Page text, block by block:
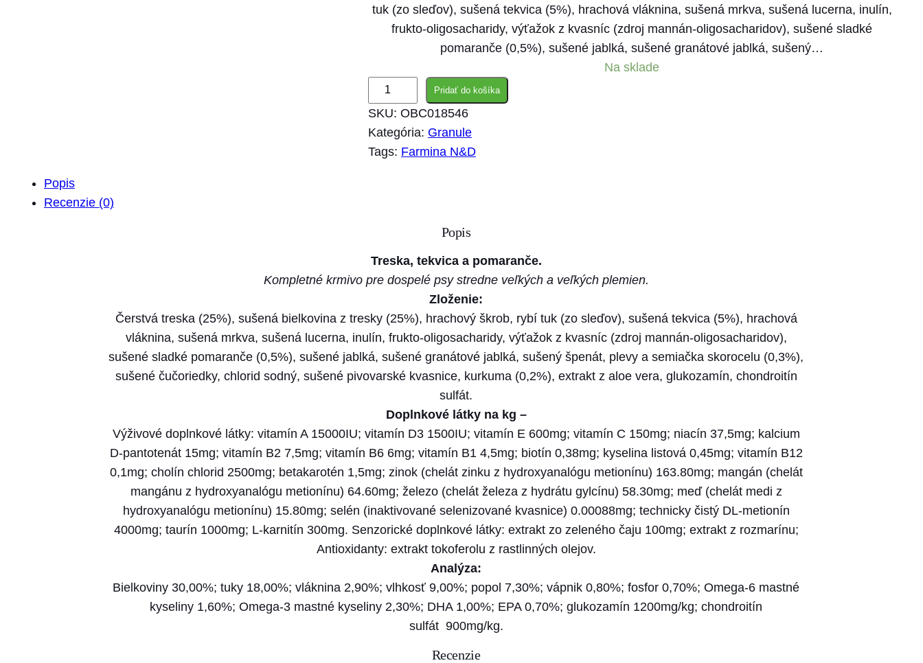
tuk (zo sleďov), sušená tekvica (5%), hrachová vláknina, sušená mrkva, sušená lucerna, inulín,
frukto-oligosacharidy, výťažok z kvasníc (zdroj mannán-oligosacharidov), sušené sladké
pomaranče (0,5%), sušené jablká, sušené granátové jablká, sušený…
Na sklade
n
a
r
i
n
a
N
d
o
g
O
C
E
A
P
U
Pridať do košíka
SKU: OBC018546
Kategória: Granule
Tags: Farmina N&D
Popis
Recenzie (0)
Popis
Treska, tekvica a pomaranče.
Kompletné krmivo pre dospelé psy stredne veľkých a veľkých plemien.
Zloženie:
Čerstvá treska (25%), sušená bielkovina z tresky (25%), hrachový škrob, rybí tuk (zo sleďov), sušená tekvica (5%), hrachová
vláknina, sušená mrkva, sušená lucerna, inulín, frukto-oligosacharidy, výťažok z kvasníc (zdroj mannán-oligosacharidov),
sušené sladké pomaranče (0,5%), sušené jablká, sušené granátové jablká, sušený špenát, plevy a semiačka skorocelu (0,3%),
sušené čučoriedky, chlorid sodný, sušené pivovarské kvasnice, kurkuma (0,2%), extrakt z aloe vera, glukozamín, chondroitín
sulfát.
Doplnkové látky na kg –
Výživové doplnkové látky: vitamín A 15000IU; vitamín D3 1500IU; vitamín E 600mg; vitamín C 150mg; niacín 37,5mg; kalcium
D-pantotenát 15mg; vitamín B2 7,5mg; vitamín B6 6mg; vitamín B1 4,5mg; biotín 0,38mg; kyselina listová 0,45mg; vitamín B12
0,1mg; cholín chlorid 2500mg; betakarotén 1,5mg; zinok (chelát zinku z hydroxyanalógu metionínu) 163.80mg; mangán (chelát
mangánu z hydroxyanalógu metionínu) 64.60mg; železo (chelát železa z hydrátu gylcínu) 58.30mg; meď (chelát medi z
hydroxyanalógu metionínu) 15.80mg; selén (inaktivované selenizované kvasnice) 0.00088mg; technicky čistý DL-metionín
4000mg; taurín 1000mg; L-karnitín 300mg. Senzorické doplnkové látky: extrakt zo zeleného čaju 100mg; extrakt z rozmarínu;
Antioxidanty: extrakt tokoferolu z rastlinných olejov.
Analýza:
Bielkoviny 30,00%; tuky 18,00%; vláknina 2,90%; vlhkosť 9,00%; popol 7,30%; vápnik 0,80%; fosfor 0,70%; Omega-6 mastné
kyseliny 1,60%; Omega-3 mastné kyseliny 2,30%; DHA 1,00%; EPA 0,70%; glukozamín 1200mg/kg; chondroitín
sulfát 900mg/kg.
Recenzie